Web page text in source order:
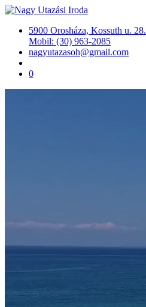
5900 Orosháza, Kossuth u. 28.
Mobil: (30) 963-2085
nagyutazasoh@gmail.com
0